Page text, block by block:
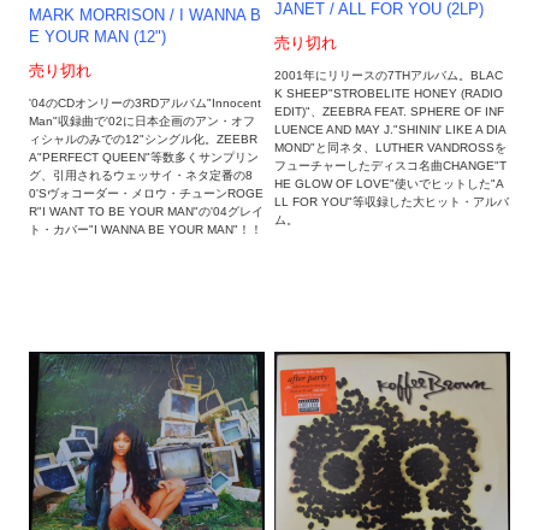
MARK MORRISON / I WANNA B
E YOUR MAN (12")
売り切れ
'04のCDオンリーの3RDアルバム"Innocent
Man"収録曲で'02に日本企画のアン・オフ
ィシャルのみでの12"シングル化。ZEEBR
A"PERFECT QUEEN"等数多くサンプリン
グ、引用されるウェッサイ・ネタ定番の8
0'Sヴォコーダー・メロウ・チューンROGE
R"I WANT TO BE YOUR MAN"の'04グレイ
ト・カバー"I WANNA BE YOUR MAN"！！
JANET / ALL FOR YOU (2LP)
売り切れ
2001年にリリースの7THアルバム。BLAC
K SHEEP"STROBELITE HONEY (RADIO
EDIT)"、ZEEBRA FEAT. SPHERE OF INF
LUENCE AND MAY J."SHININ' LIKE A DIA
MOND"と同ネタ、LUTHER VANDROSSを
フューチャーしたディスコ名曲CHANGE"T
HE GLOW OF LOVE"使いでヒットした"A
LL FOR YOU"等収録した大ヒット・アルバ
ム。